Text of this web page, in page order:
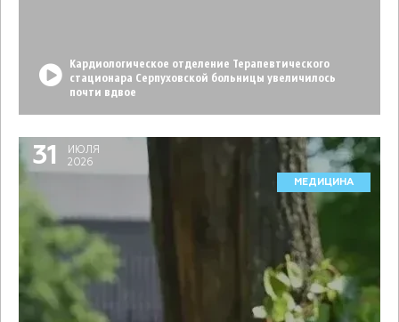
Кардиологическое отделение Терапевтического
стационара Серпуховской больницы увеличилось
почти вдвое
31
ИЮЛЯ
2026
МЕДИЦИНА